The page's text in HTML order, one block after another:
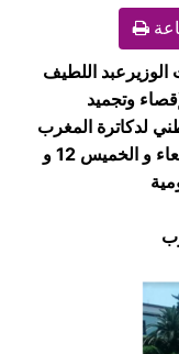
اللطيف
وتجميد
لدكاترة المغرب
إلى الإعلان عن إضراب وطني يومي الأربعاء و الخميس 12 و